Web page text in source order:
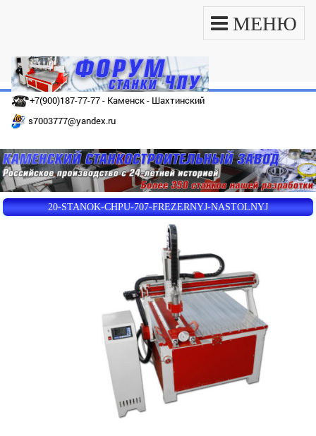
МЕНЮ
+7(900)187-77-77 - Каменск - Шахтинский
s7003777@yandex.ru
20-STANOK-CHPU-707-FREZERNYJ-NASTOLNYJ